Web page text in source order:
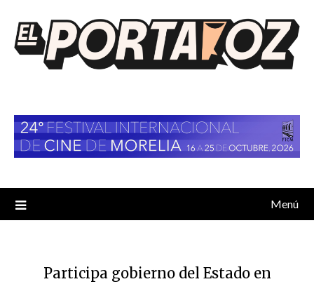
contenido
Menú
Participa gobierno del Estado en